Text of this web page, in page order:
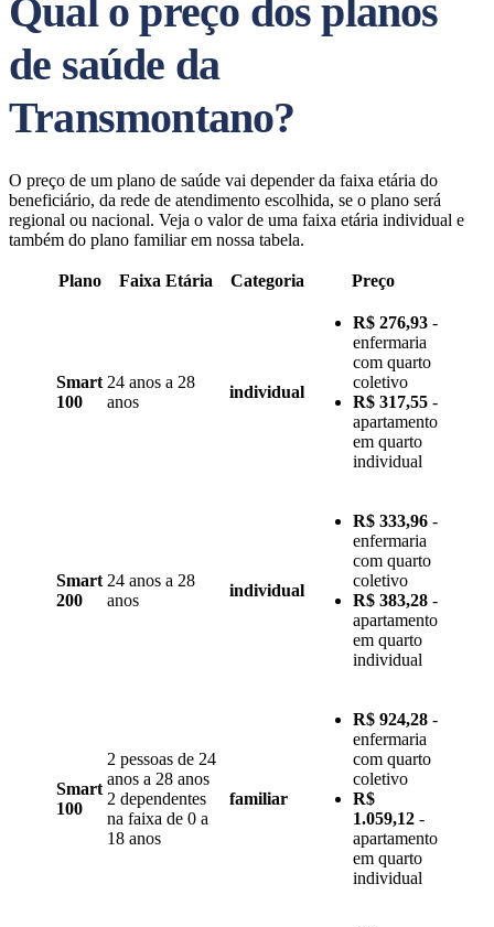
Qual o preço dos planos
de saúde da
Transmontano?
O preço de um plano de saúde vai depender da faixa etária do
beneficiário, da rede de atendimento escolhida, se o plano será
regional ou nacional. Veja o valor de uma faixa etária individual e
também do plano familiar em nossa tabela.
Plano Faixa Etária Categoria Preço
Smart
100
24 anos a 28
anos
individual
R$ 276,93 -
enfermaria
com quarto
coletivo
R$ 317,55 -
apartamento
em quarto
individual
Smart
200
24 anos a 28
anos
individual
R$ 333,96 -
enfermaria
com quarto
coletivo
R$ 383,28 -
apartamento
em quarto
individual
Smart
100
2 pessoas de 24
anos a 28 anos
2 dependentes
na faixa de 0 a
18 anos
familiar
R$ 924,28 -
enfermaria
com quarto
coletivo
R$
1.059,12 -
apartamento
em quarto
individual